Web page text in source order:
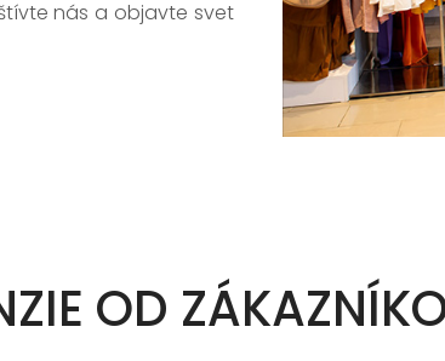
nás a objavte svet
OD